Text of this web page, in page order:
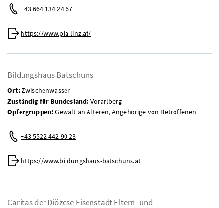
Mobil:
+43 664 134 24 67
Web:
https://www.pia-linz.at/
Bildungshaus Batschuns
Ort:Zwischenwasser
Zuständig für Bundesland: Vorarlberg
Opfergruppen:Gewalt an Älteren, Angehörige von Betroffenen
Telefon:
+43 5522 442 90 23
Web:
https://www.bildungshaus-batschuns.at
Caritas der Diözese Eisenstadt Eltern- und